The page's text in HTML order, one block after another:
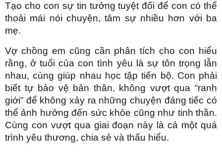
Tạo cho con sự tin tưởng tuyệt đối để con có thể
thoải mái nói chuyện, tâm sự nhiều hơn với ba
mẹ.
Vợ chồng em cũng cần phân tích cho con hiểu
rằng, ở tuổi của con tình yêu là sự tôn trọng lẫn
nhau, cùng giúp nhau học tập tiến bộ. Con phải
biết tự bảo vệ bản thân, không vượt qua “ranh
giới” để không xảy ra những chuyện đáng tiếc có
thể ảnh hưởng đến sức khỏe cũng như tinh thần.
Cùng con vượt qua giai đoạn này là cả một quá
trình yêu thương, chia sẻ và thấu hiểu.